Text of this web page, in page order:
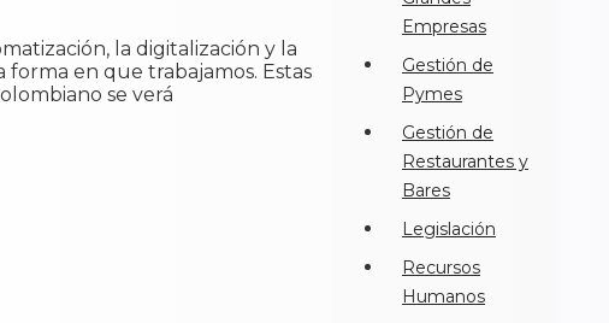
la digitalización y la
en que trabajamos. Estas
se verá
Empresas
Gestión de
Pymes
Gestión de
Restaurantes y
Bares
Legislación
Recursos
Humanos